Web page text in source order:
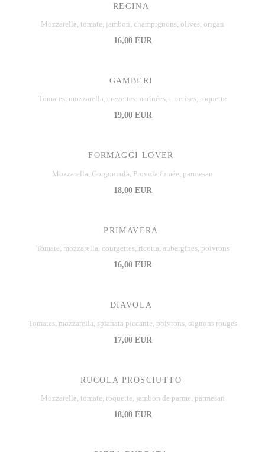
REGINA
Mozzarella, tomate, jambon, champignons, olives, origan
16,00 EUR
GAMBERI
Tomates, mozzarella, crevettes marinées, t. cerises, roquette
19,00 EUR
FORMAGGI LOVER
Mozzarella, Gorgonzola, Provola fumée, parmesan
18,00 EUR
PRIMAVERA
Tomate, mozzarella, courgettes, ricotta, aubergines, poivrons
16,00 EUR
DIAVOLA
Tomates, mozzarella, spianata piccante, poivrons, oignons rouges
17,00 EUR
RUCOLA PROSCIUTTO
Mozzarella, tomate, roquette, jambon de parme, parmesan
18,00 EUR